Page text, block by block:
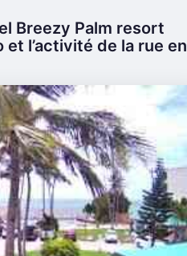
Breezy Palm resort
et l’activité de la rue en